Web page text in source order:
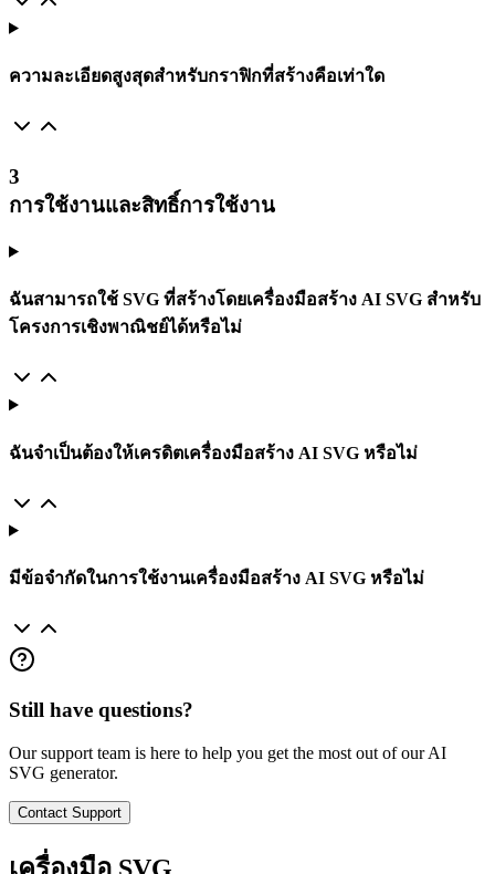
ความละเอียดสูงสุดสำหรับกราฟิกที่สร้างคือเท่าใด
3
การใช้งานและสิทธิ์การใช้งาน
ฉันสามารถใช้ SVG ที่สร้างโดยเครื่องมือสร้าง AI SVG สำหรับ
โครงการเชิงพาณิชย์ได้หรือไม่
ฉันจำเป็นต้องให้เครดิตเครื่องมือสร้าง AI SVG หรือไม่
มีข้อจำกัดในการใช้งานเครื่องมือสร้าง AI SVG หรือไม่
Still have questions?
Our support team is here to help you get the most out of our AI
SVG generator.
Contact Support
เครื่องมือ SVG